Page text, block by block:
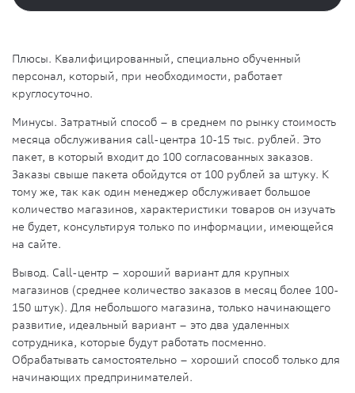
Плюсы. Квалифицированный, специально обученный
персонал, который, при необходимости, работает
круглосуточно.
Минусы. Затратный способ – в среднем по рынку стоимость
месяца обслуживания call-центра 10-15 тыс. рублей. Это
пакет, в который входит до 100 согласованных заказов.
Заказы свыше пакета обойдутся от 100 рублей за штуку. К
тому же, так как один менеджер обслуживает большое
количество магазинов, характеристики товаров он изучать
не будет, консультируя только по информации, имеющейся
на сайте.
Вывод. Call-центр – хороший вариант для крупных
магазинов (среднее количество заказов в месяц более 100-
150 штук). Для небольшого магазина, только начинающего
развитие, идеальный вариант – это два удаленных
сотрудника, которые будут работать посменно.
Обрабатывать самостоятельно – хороший способ только для
начинающих предпринимателей.